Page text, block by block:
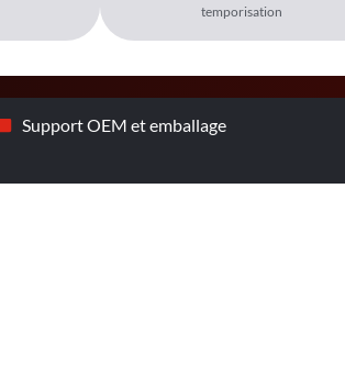
temporisation
Support OEM et emballage